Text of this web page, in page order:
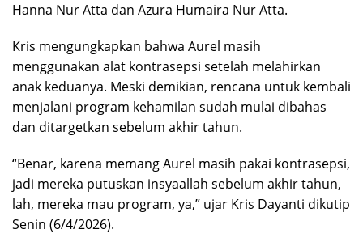
Hanna Nur Atta dan Azura Humaira Nur Atta.
Kris mengungkapkan bahwa Aurel masih
menggunakan alat kontrasepsi setelah melahirkan
anak keduanya. Meski demikian, rencana untuk kembali
menjalani program kehamilan sudah mulai dibahas
dan ditargetkan sebelum akhir tahun.
“Benar, karena memang Aurel masih pakai kontrasepsi,
jadi mereka putuskan insyaallah sebelum akhir tahun,
lah, mereka mau program, ya,” ujar Kris Dayanti dikutip
Senin (6/4/2026).